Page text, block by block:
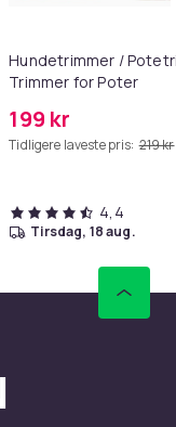
til HDMI-omformer
Hundetrimmer /
Trimmer for Poter
199 kr
Tidligere laveste pris: 219 kr
4,4
tirsdag, 18 aug.